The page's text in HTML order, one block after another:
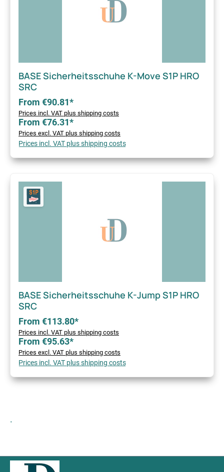
BASE Sicherheitsschuhe K-Move S1P HRO
SRC
From €90.81*
Prices incl. VAT plus shipping costs
From €76.31*
Prices excl. VAT plus shipping costs
Prices incl. VAT plus shipping costs
BASE Sicherheitsschuhe K-Jump S1P HRO
SRC
From €113.80*
Prices incl. VAT plus shipping costs
From €95.63*
Prices excl. VAT plus shipping costs
Prices incl. VAT plus shipping costs
.